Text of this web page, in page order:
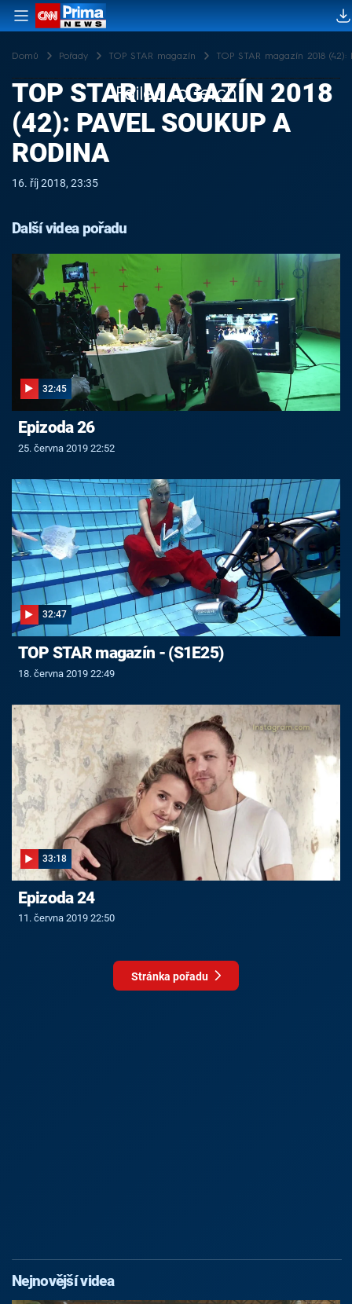
Domů Pořady TOP STAR magazín TOP STAR magazín 2018
Failed to fetch
TOP STAR MAGAZÍN 2018
(42): PAVEL SOUKUP A
RODINA
16. říj 2018, 23:35
Další videa pořadu
32:45
Epizoda 26
25. června 2019 22:52
32:47
TOP STAR magazín - (S1E25)
18. června 2019 22:49
33:18
Epizoda 24
11. června 2019 22:50
Stránka pořadu
Nejnovější videa